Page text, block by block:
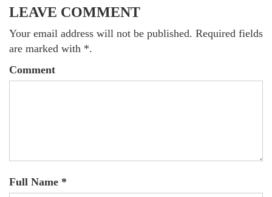
LEAVE COMMENT
Your email address will not be published. Required fields
are marked with *.
Comment
Full Name *